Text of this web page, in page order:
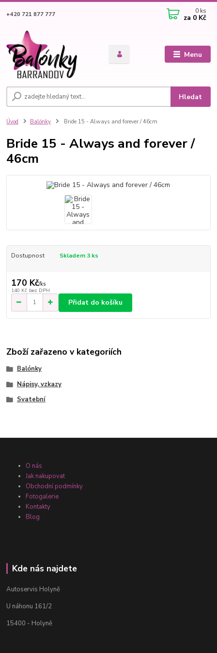
Menu
Hledat
+420 721 877 777 0 ks
za 0 Kč
Úvod Balónky Bride 15 - Always and forever / 46cm
Bride 15 - Always and forever /
46cm
Dostupnost Skladem 3 ks
170 Kč/ks
140 Kč bez DPH
Přidat do košíku
Zboží zařazeno v kategoriích
Balónky
Nápisy, vzkazy
Svatební
O nás
Jak nakupovat
Obchodní podmínky
Fotogalerie
Kontakty
Blog
Kde nás najdete
Autoservis Holyně
U náhonu 161/2
15400 - Holyně